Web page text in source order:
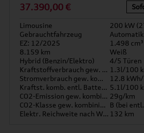
37.390,00 €
Limousine
200 kW
Gebrauchtfahrzeug
Automatik
EZ: 12/2025
1.498 cm³
8.159 km
Weiß
Hybrid (Benzin/Elektro)
4/5 Türen
Kraftstoffverbrauch gew. kombiniert 1.3l/100
Stromverbrauch gew. kombiniert
12.8
Kraftst. komb. entl. Batterie 5.1l/100
CO2-Emission gew. kombiniert 29g/km
CO2-Klasse gew. kombiniert B (bei
Elektr. Reichweite nach WLTP* 132 km